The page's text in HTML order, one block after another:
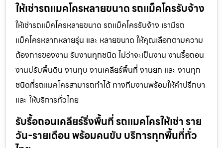
ให้เช่ารถแมคโครหลายขนาด รถแม็คโครรับจ้าง
ให้เช่ารถแม็คโครหลายขนาด รถแม็คโครรับจ้าง เรามีรถ
แม็คโครหลากหลายรุ่น และ หลายขนาด ให้คุณเลือกตามความ
ต้องการของงาน รับงานทุกชนิด ไม่ว่าจะเป็นงาน งานรื้อถอน
งานปรับพื้นดิน งานทุบ งานเคลียร์พื้นที่ งานยก และ งานทุก
ชนิดที่รถแมคโครสามารถทำได้ ทางทีมงานพร้อมให้คำปรึกษา
และ ให้บริการทั่วไทย
รับรื้อถอนเคลียร์ริ่งพื้นที่ รถแมคโครให้เช่า ราย
วัน-รายเดือน พร้อมคนขับ บริการทุกพื้นที่ทั่ว